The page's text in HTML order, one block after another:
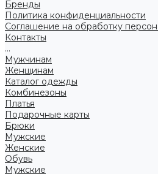
Бренды
Политика конфиденциальности
Соглашение на обработку
Контакты
...
Мужчинам
Женщинам
Каталог одежды
Комбинезоны
Платья
Подарочные карты
Брюки
Мужские
Женские
Обувь
Мужские